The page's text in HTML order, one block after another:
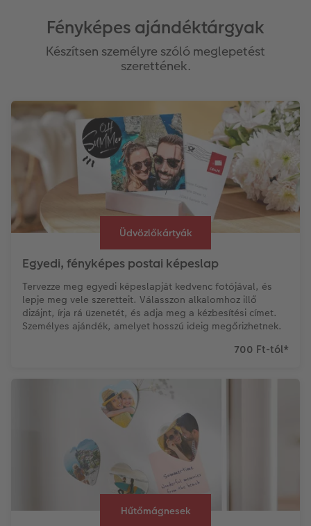
Fényképes ajándéktárgyak
Készítsen személyre szóló meglepetést
szerettének.
Üdvözlőkártyák
Egyedi, fényképes postai képeslap
Tervezze meg egyedi képeslapját kedvenc fotójával, és
lepje meg vele szeretteit. Válasszon alkalomhoz illő
dizájnt, írja rá üzenetét, és adja meg a kézbesítési címet.
Személyes ajándék, amelyet hosszú ideig megőrizhetnek.
700 Ft-tól*
Hűtőmágnesek